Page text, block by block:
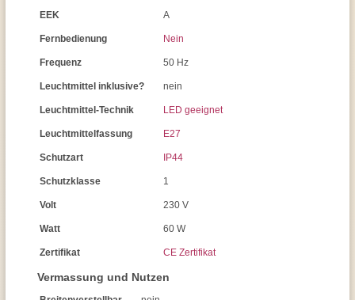
EEK A
Fernbedienung Nein
Frequenz 50 Hz
Leuchtmittel inklusive? nein
Leuchtmittel-Technik LED geeignet
Leuchtmittelfassung E27
Schutzart IP44
Schutzklasse 1
Volt 230 V
Watt 60 W
Zertifikat CE Zertifikat
Vermassung und Nutzen